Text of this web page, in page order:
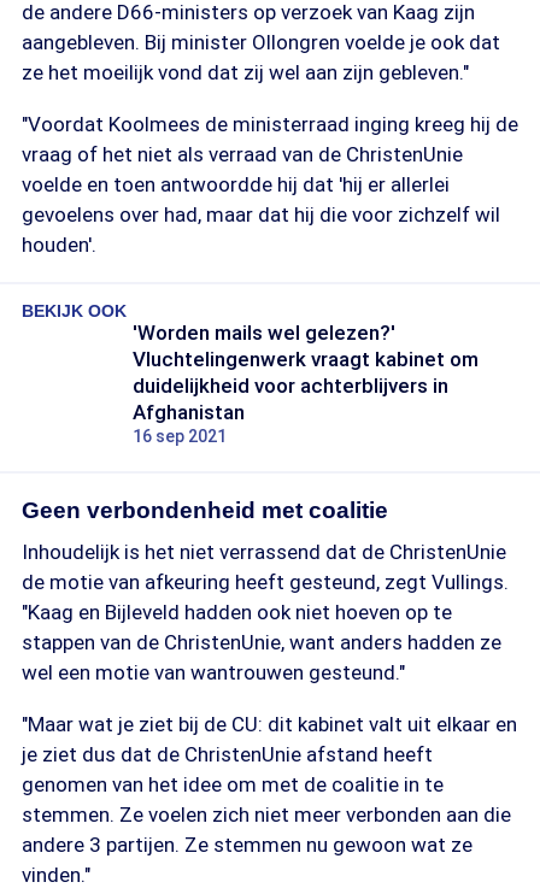
de andere D66-ministers op verzoek van Kaag zijn
aangebleven. Bij minister Ollongren voelde je ook dat
ze het moeilijk vond dat zij wel aan zijn gebleven."
"Voordat Koolmees de ministerraad inging kreeg hij de
vraag of het niet als verraad van de ChristenUnie
voelde en toen antwoordde hij dat 'hij er allerlei
gevoelens over had, maar dat hij die voor zichzelf wil
houden'.
BEKIJK OOK
'Worden mails wel gelezen?'
Vluchtelingenwerk vraagt kabinet om
duidelijkheid voor achterblijvers in
Afghanistan
16 sep 2021
Geen verbondenheid met coalitie
Inhoudelijk is het niet verrassend dat de ChristenUnie
de motie van afkeuring heeft gesteund, zegt Vullings.
"Kaag en Bijleveld hadden ook niet hoeven op te
stappen van de ChristenUnie, want anders hadden ze
wel een motie van wantrouwen gesteund."
"Maar wat je ziet bij de CU: dit kabinet valt uit elkaar en
je ziet dus dat de ChristenUnie afstand heeft
genomen van het idee om met de coalitie in te
stemmen. Ze voelen zich niet meer verbonden aan die
andere 3 partijen. Ze stemmen nu gewoon wat ze
vinden."